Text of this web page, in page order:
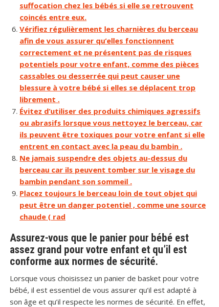
suffocation chez les bébés si elle se retrouvent
coincés entre eux.
Vérifiez régulièrement les charnières du berceau
afin de vous assurer qu’elles fonctionnent
correctement et ne présentent pas de risques
potentiels pour votre enfant, comme des pièces
cassables ou desserrée qui peut causer une
blessure à votre bébé si elles se déplacent trop
librement .
Évitez d’utiliser des produits chimiques agressifs
ou abrasifs lorsque vous nettoyez le berceau, car
ils peuvent être toxiques pour votre enfant si elle
entrent en contact avec la peau du bambin .
Ne jamais suspendre des objets au-dessus du
berceau car ils peuvent tomber sur le visage du
bambin pendant son sommeil .
Placez toujours le berceau loin de tout objet qui
peut être un danger potentiel , comme une source
chaude ( rad
Assurez-vous que le panier pour bébé est
assez grand pour votre enfant et qu’il est
conforme aux normes de sécurité.
Lorsque vous choisissez un panier de basket pour votre
bébé, il est essentiel de vous assurer qu’il est adapté à
son âge et qu’il respecte les normes de sécurité. En effet,